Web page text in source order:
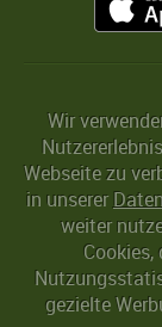
Wir
Webseite zu
in unserer
weiter
gezielte